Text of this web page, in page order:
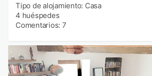
Tipo de alojamiento: Casa
4 huéspedes
Comentarios: 7